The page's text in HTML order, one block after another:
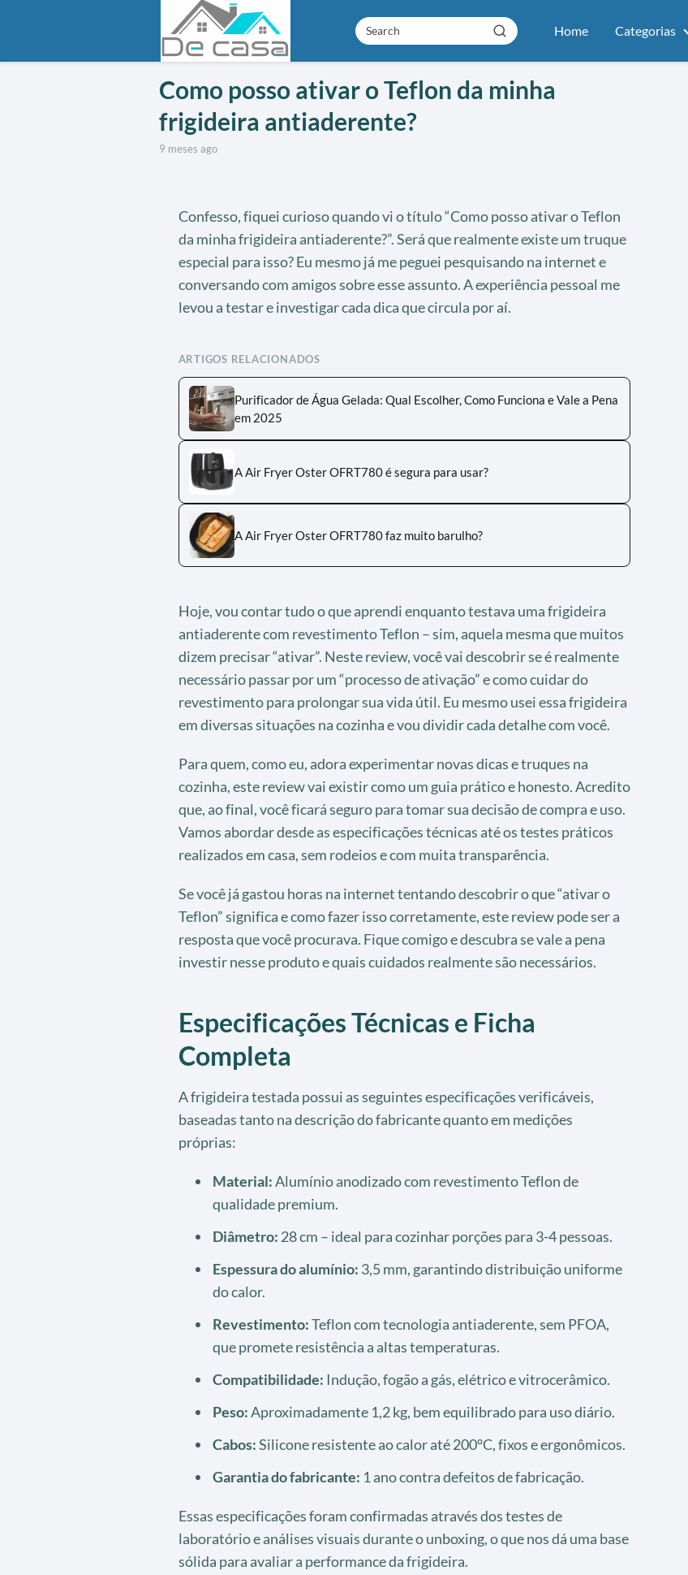
Home Categorias
Como posso ativar o Teflon da minha
frigideira antiaderente?
9 meses ago
Confesso, fiquei curioso quando vi o título “Como posso ativar o Teflon
da minha frigideira antiaderente?”. Será que realmente existe um truque
especial para isso? Eu mesmo já me peguei pesquisando na internet e
conversando com amigos sobre esse assunto. A experiência pessoal me
levou a testar e investigar cada dica que circula por aí.
ARTIGOS RELACIONADOS
Purificador de Água Gelada: Qual Escolher, Como Funciona e Vale a Pena
em 2025
A Air Fryer Oster OFRT780 é segura para usar?
A Air Fryer Oster OFRT780 faz muito barulho?
Hoje, vou contar tudo o que aprendi enquanto testava uma frigideira
antiaderente com revestimento Teflon – sim, aquela mesma que muitos
dizem precisar “ativar”. Neste review, você vai descobrir se é realmente
necessário passar por um “processo de ativação” e como cuidar do
revestimento para prolongar sua vida útil. Eu mesmo usei essa frigideira
em diversas situações na cozinha e vou dividir cada detalhe com você.
Para quem, como eu, adora experimentar novas dicas e truques na
cozinha, este review vai existir como um guia prático e honesto. Acredito
que, ao final, você ficará seguro para tomar sua decisão de compra e uso.
Vamos abordar desde as especificações técnicas até os testes práticos
realizados em casa, sem rodeios e com muita transparência.
Se você já gastou horas na internet tentando descobrir o que “ativar o
Teflon” significa e como fazer isso corretamente, este review pode ser a
resposta que você procurava. Fique comigo e descubra se vale a pena
investir nesse produto e quais cuidados realmente são necessários.
Especificações Técnicas e Ficha
Completa
A frigideira testada possui as seguintes especificações verificáveis,
baseadas tanto na descrição do fabricante quanto em medições
próprias:
Material:Alumínio anodizado com revestimento Teflon de
qualidade premium.
Diâmetro: 28 cm – ideal para cozinhar porções para 3-4 pessoas.
Espessura do alumínio: 3,5 mm, garantindo distribuição uniforme
do calor.
Revestimento:Teflon com tecnologia antiaderente, sem PFOA,
que promete resistência a altas temperaturas.
Compatibilidade: Indução, fogão a gás, elétrico e vitrocerâmico.
Peso:Aproximadamente 1,2 kg, bem equilibrado para uso diário.
Cabos:Silicone resistente ao calor até 200°C, fixos e ergonômicos.
Garantia do fabricante: 1 ano contra defeitos de fabricação.
Essas especificações foram confirmadas através dos testes de
laboratório e análises visuais durante o unboxing, o que nos dá uma base
sólida para avaliar a performance da frigideira.